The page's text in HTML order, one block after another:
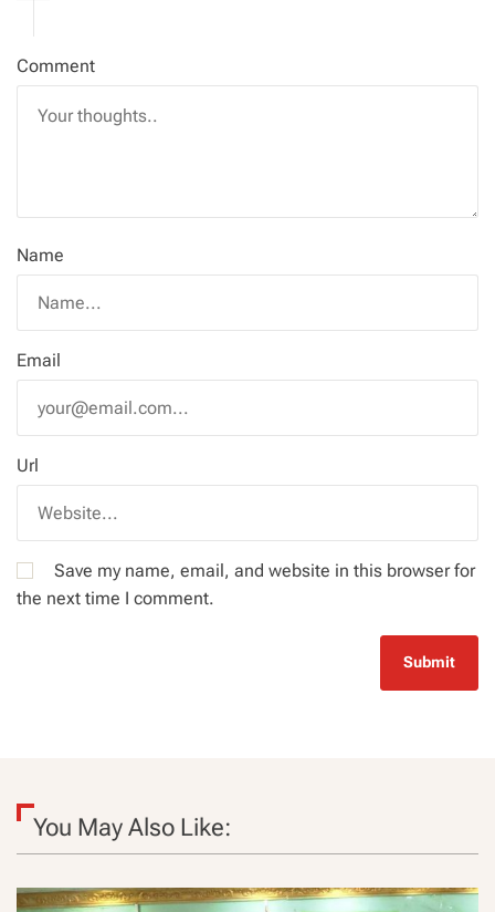
Comment
Name
Email
Url
Save my name, email, and website in this browser for
the next time I comment.
You May Also Like: